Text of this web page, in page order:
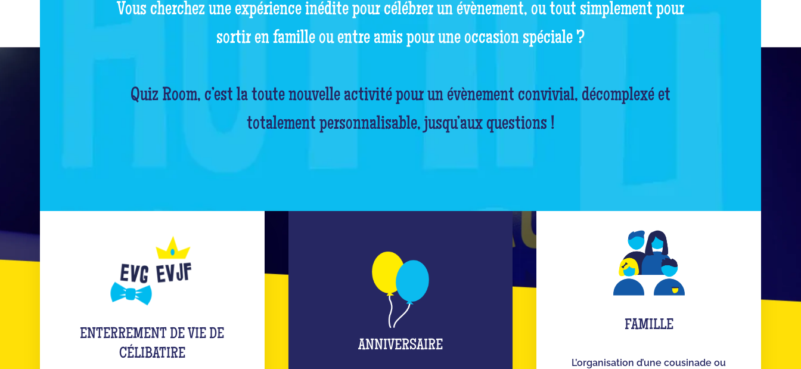
Vous cherchez une expérience inédite pour célébrer un évènement, ou tout simplement pour
sortir en famille ou entre amis pour une occasion spéciale ?
Quiz Room, c’est la toute nouvelle activité pour un évènement convivial, décomplexé et
totalement personnalisable, jusqu’aux questions !
ENTERREMENT DE VIE DE
CÉLIBATIRE
ANNIVERSAIRE
FAMILLE
L’organisation d’une cousinade ou